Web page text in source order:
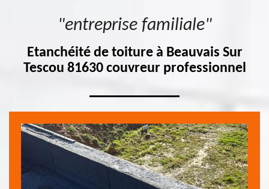
"entreprise familiale"
Etanchéité de toiture à Beauvais Sur
Tescou 81630 couvreur professionnel